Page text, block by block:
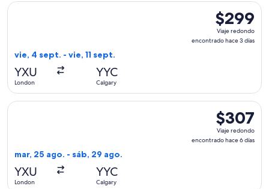
$299
Viaje
redondo,
$299
Viaje redondo
encontrado hace 3 días
vie, 4 sept. - vie, 11 sept.
YXU
London
YYC
Calgary
Seleccionar vuelo de Air Canada, con salida el vie, 4 sept.
$307
Viaje
redondo,
$307
Viaje redondo
encontrado hace 6 días
mar, 25 ago. - sáb, 29 ago.
YXU
London
YYC
Calgary
Seleccionar vuelo de WestJet, con salida el mar, 25 ago.